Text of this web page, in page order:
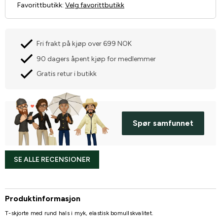
Favorittbutikk: Velg favorittbutikk
Fri frakt på kjøp over 699 NOK
90 dagers åpent kjøp for medlemmer
Gratis retur i butikk
Spør samfunnet
SE ALLE RECENSIONER
Produktinformasjon
T-skjorte med rund hals i myk, elastisk bomullskvalitet.